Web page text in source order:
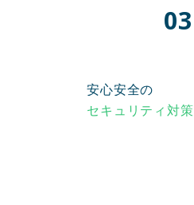
03
安心安全の
セキュリティ対策